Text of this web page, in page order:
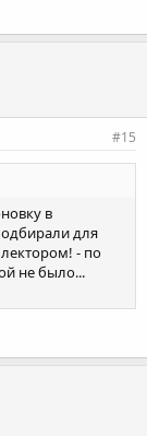
#15
в
для
- по
не было...